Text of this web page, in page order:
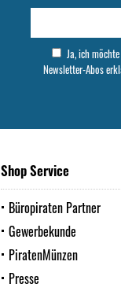
Ja, ich
Newsletter-Abos
Shop Service
Büropiraten Partner
Gewerbekunde
PiratenMünzen
Presse